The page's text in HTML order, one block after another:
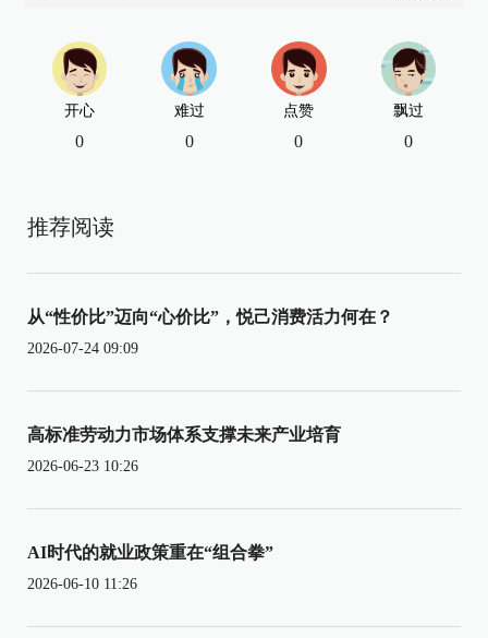
开心
0
难过
0
点赞
0
飘过
0
推荐阅读
从“性价比”迈向“心价比”，悦己消费活力何在？
2026-07-24 09:09
高标准劳动力市场体系支撑未来产业培育
2026-06-23 10:26
AI时代的就业政策重在“组合拳”
2026-06-10 11:26